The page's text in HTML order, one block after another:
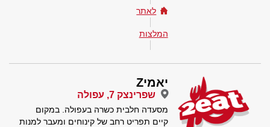
לאתר
המלצות
יאמיZ
שפרינצק 7, עפולה
מסעדה חלבית כשרה בעפולה. במקום
קיים תפריט רחב של קינוחים ומעבר למנות